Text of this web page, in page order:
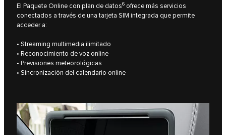
El Paquete Online con plan de datos6 ofrece más servicios
conectados a través de una tarjeta SIM integrada que permite
acceder a:
• Streaming multimedia ilimitado
• Reconocimiento de voz online
• Previsiones meteorológicas
• Sincronización del calendario online